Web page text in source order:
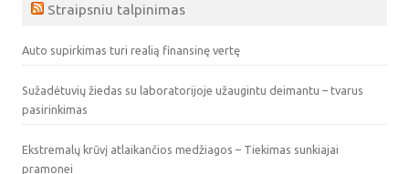
Straipsniu talpinimas
Auto supirkimas turi realią finansinę vertę
Sužadėtuvių žiedas su laboratorijoje užaugintu deimantu – tvarus
pasirinkimas
Ekstremalų krūvį atlaikančios medžiagos – Tiekimas sunkiajai
pramonei